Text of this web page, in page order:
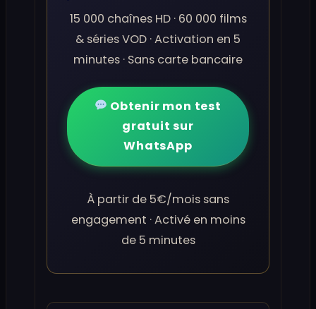
15 000 chaînes HD · 60 000 films
& séries VOD · Activation en 5
minutes · Sans carte bancaire
Obtenir mon test
gratuit sur
WhatsApp
À partir de 5€/mois sans
engagement · Activé en moins
de 5 minutes